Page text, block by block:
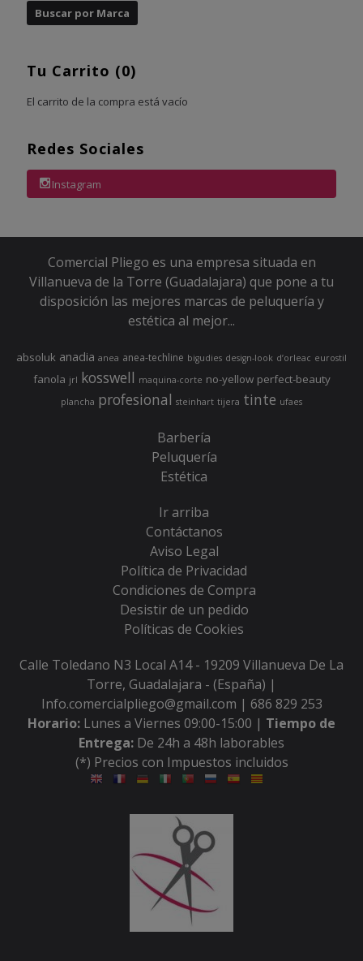
Tu Carrito (0)
El carrito de la compra está vacío
Redes Sociales
Instagram
Comercial Pliego es una empresa situada en
Villanueva de la Torre (Guadalajara) que pone a tu
disposición las mejores marcas de peluquería y
estética al mejor...
absoluk anadia anea anea-techline bigudies design-look d’orleac eurostil
fanola jrl kosswell maquina-corte no-yellow perfect-beauty
plancha profesional steinhart tijera tinte ufaes
Barbería
Peluquería
Estética
Ir arriba
Contáctanos
Aviso Legal
Política de Privacidad
Condiciones de Compra
Desistir de un pedido
Políticas de Cookies
Calle Toledano N3 Local A14 - 19209 Villanueva De La
Torre, Guadalajara - (España) |
Info.comercialpliego@gmail.com | 686 829 253
Horario: Lunes a Viernes 09:00-15:00 | Tiempo de
Entrega: De 24h a 48h laborables
(*) Precios con Impuestos incluidos